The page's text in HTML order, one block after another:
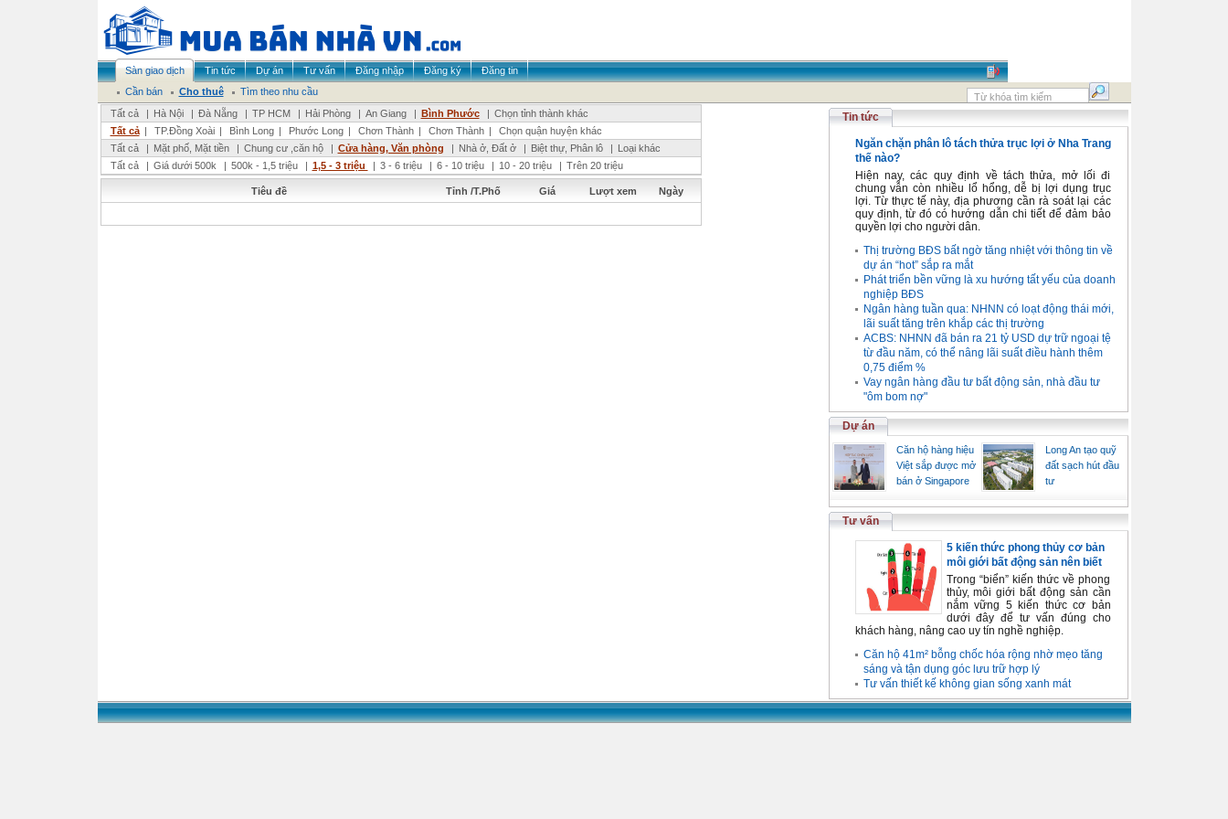
Sàn giao dịch Tin tức Dự án Tư vấn Đăng nhập Đăng ký
Đăng tin
Cần bán
Cho thuê
Tìm theo nhu cầu
Tất cả
| Hà Nội | Đà Nẵng | TP HCM | Hải Phòng | An Giang | Bình Phước | Chọn tỉnh thành khác
Tất cả | TP.Đồng Xoài | Bình Long | Phước Long | Chơn Thành | Chơn Thành |
Chọn quận huyện khác
Tất cả
| Mặt phố, Mặt tiền | Chung cư ,căn hộ | Cửa hàng, Văn phòng | Nhà ở, Đất ở | Biệt thự, Phân lô | Loại khác
Tất cả
| Giá dưới 500k | 500k - 1,5 triệu | 1,5 - 3 triệu | 3 - 6 triệu | 6 - 10 triệu | 10 - 20 triệu | Trên 20 triệu
Tiêu đề Tỉnh /T.Phố Giá Lượt xem Ngày
Tin tức
Ngăn chặn phân lô tách thửa trục lợi ở Nha Trang
thế nào?
Hiện nay, các quy định về tách thửa, mở lối đi
chung vẫn còn nhiều lổ hổng, dễ bị lợi dụng trục
lợi. Từ thực tế này, địa phương cần rà soát lại các
quy định, từ đó có hướng dẫn chi tiết để đảm bảo
quyền lợi cho người dân.
Thị trường BĐS bất ngờ tăng nhiệt với thông tin về
dự án “hot” sắp ra mắt
Phát triển bền vững là xu hướng tất yếu của doanh
nghiệp BĐS
Ngân hàng tuần qua: NHNN có loạt động thái mới,
lãi suất tăng trên khắp các thị trường
ACBS: NHNN đã bán ra 21 tỷ USD dự trữ ngoại tệ
từ đầu năm, có thể nâng lãi suất điều hành thêm
0,75 điểm %
Vay ngân hàng đầu tư bất động sản, nhà đầu tư
"ôm bom nợ"
Dự án
Căn hộ hàng hiệu
Việt sắp được mở
bán ở Singapore
Long An tạo quỹ
đất sạch hút đầu
tư
Tư vấn
5 kiến thức phong thủy cơ bản
môi giới bất động sản nên biết
Trong “biển” kiến thức về phong
thủy, môi giới bất động sản cần
nắm vững 5 kiến thức cơ bản
dưới đây để tư vấn đúng cho
khách hàng, nâng cao uy tín nghề nghiệp.
Căn hộ 41m² bỗng chốc hóa rộng nhờ mẹo tăng
sáng và tận dụng góc lưu trữ hợp lý
Tư vấn thiết kế không gian sống xanh mát